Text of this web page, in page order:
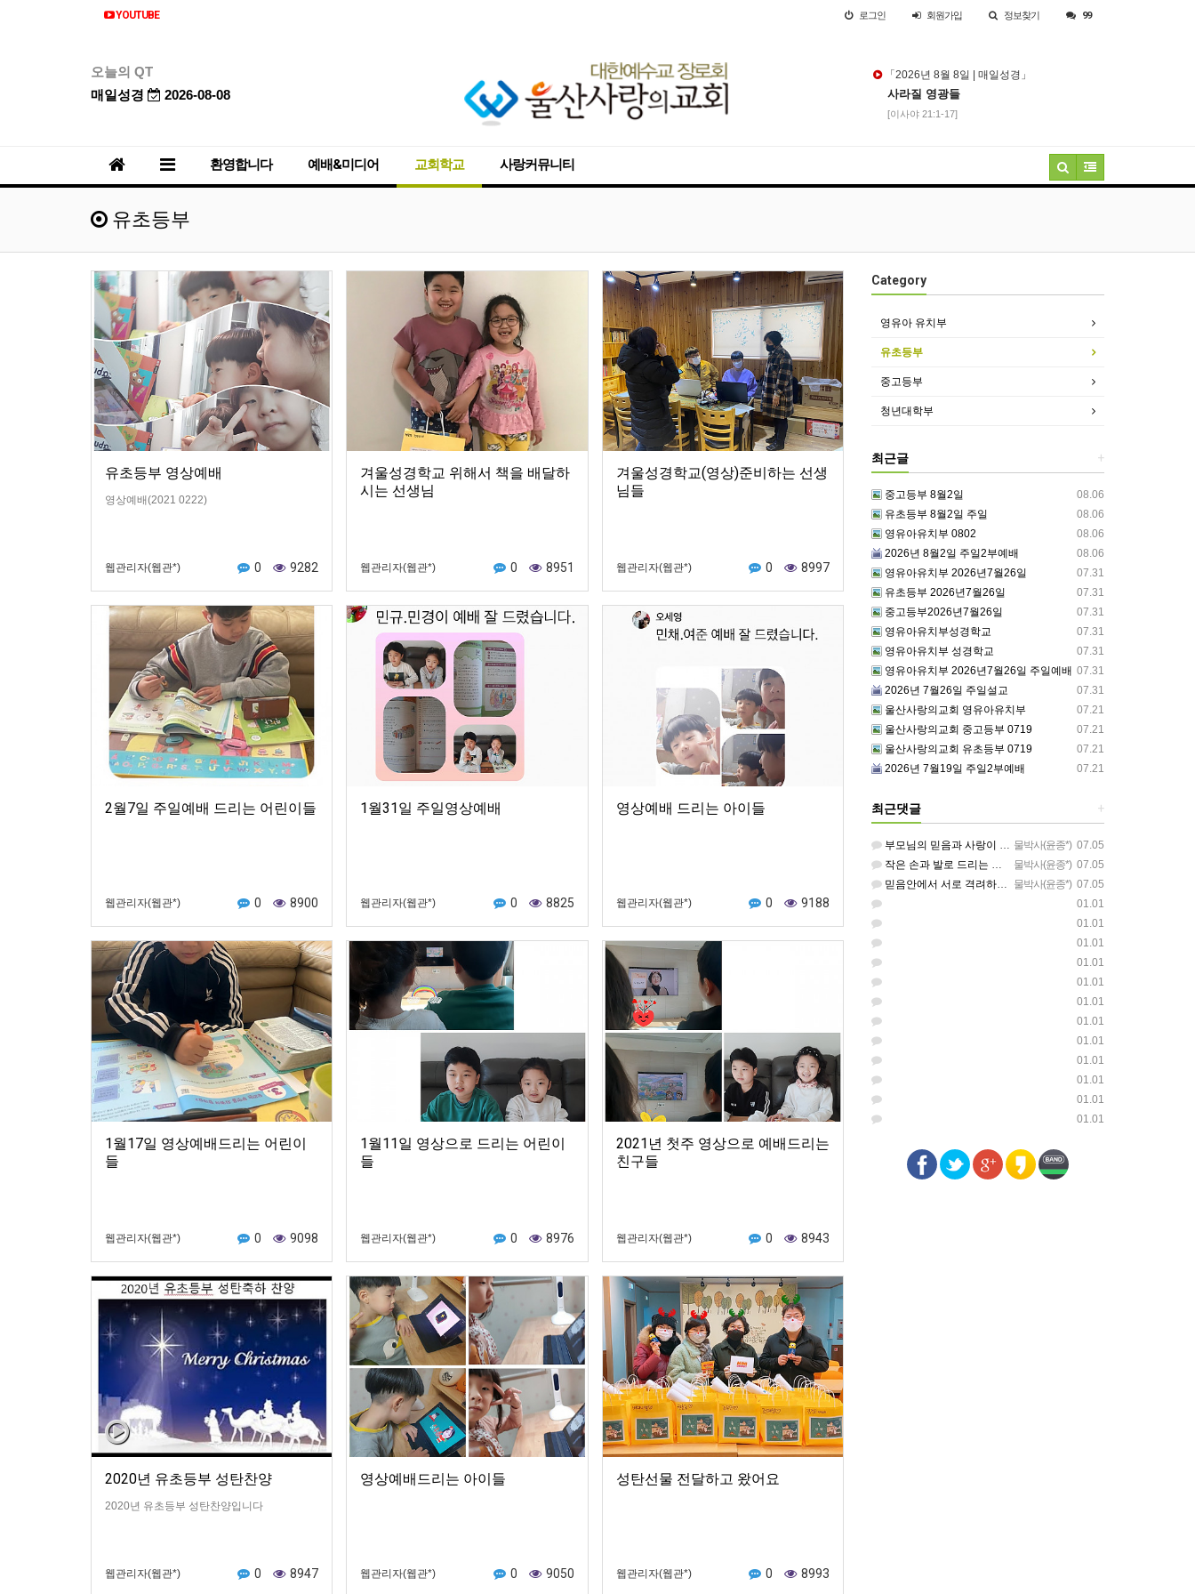
YOUTUBE 로그인 회원가입 정보찾기 99
오늘의 QT
매일성경
2026-08-08
「2026년 8월 8일 | 매일성경」
사라질 영광들
[이사야 21:1-17]
환영합니다 예배&미디어 교회학교 사랑커뮤니티
유초등부
유초등부 영상예배
영상예배(2021 0222)
웹관리자(웹관*) 0 9282
겨울성경학교 위해서 책을 배달하
시는 선생님
웹관리자(웹관*) 0 8951
겨울성경학교(영상)준비하는 선생
님들
웹관리자(웹관*) 0 8997
2월7일 주일예배 드리는 어린이들
웹관리자(웹관*) 0 8900
1월31일 주일영상예배
웹관리자(웹관*) 0 8825
영상예배 드리는 아이들
웹관리자(웹관*) 0 9188
1월17일 영상예배드리는 어린이
들
웹관리자(웹관*) 0 9098
1월11일 영상으로 드리는 어린이
들
웹관리자(웹관*) 0 8976
2021년 첫주 영상으로 예배드리는
친구들
웹관리자(웹관*) 0 8943
2020년 유초등부 성탄찬양
2020년 유초등부 성탄찬양입니다
웹관리자(웹관*) 0 8947
영상예배드리는 아이들
웹관리자(웹관*) 0 9050
성탄선물 전달하고 왔어요
웹관리자(웹관*) 0 8993
Category
영유아 유치부
유초등부
중고등부
청년대학부
+
최근글
08.06
중고등부 8월2일
08.06
유초등부 8월2일 주일
08.06
영유아유치부 0802
08.06
2026년 8월2일 주일2부예배
07.31
영유아유치부 2026년7월26일
07.31
유초등부 2026년7월26일
07.31
중고등부2026년7월26일
07.31
영유아유치부성경학교
07.31
영유아유치부 성경학교
07.31
영유아유치부 2026년7월26일 주일예배
07.31
2026년 7월26일 주일설교
07.21
울산사랑의교회 영유아유치부
07.21
울산사랑의교회 중고등부 0719
07.21
울산사랑의교회 유초등부 0719
07.21
2026년 7월19일 주일2부예배
+
최근댓글
물박사(윤종*) 07.05
부모님의 믿음과 사랑이 아이들에게 아름답게 이어지길 축복합니다
물박사(윤종*) 07.05
작은 손과 발로 드리는 찬양이 참 아름답습니다 하나님의 사랑이 늘 함께하길 기도합니다
물박사(윤종*) 07.05
믿음안에서 서로 격려하며 아름답게 성장하는 중고등부가 되길 응원합니다
01.01
01.01
01.01
01.01
01.01
01.01
01.01
01.01
01.01
01.01
01.01
01.01